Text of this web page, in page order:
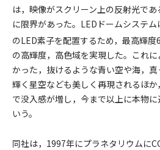
は，映像がスクリーン上の反射光で
に限界があった。LEDドームシステ
のLED素子を配置するため，最高輝
の高輝度，高色域を実現した。これ
かった，抜けるような青い空や海，
輝く星空なども美しく再現されるほ
で没入感が増し，今まで以上に本物
いう。
同社は，1997年にプラネタリウムに